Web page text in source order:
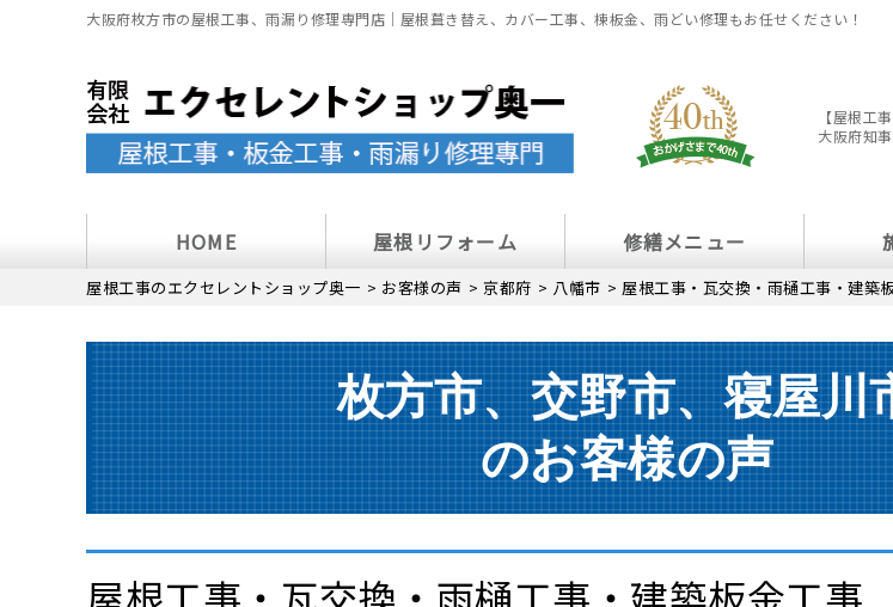
大阪府枚方市の屋根工事、雨漏り修理専門店｜屋根葺き替え、カバー工事、棟板金、雨どい修理もお任せください！
【屋根工
大阪府知
HOME 屋根リフォーム 修繕メニュー
屋根工事のエクセレントショップ奥一 > お客様の声 > 京都府 > 八幡市 > 屋根工事・瓦交換・雨樋工事・建
枚方市、交野市、寝屋川
のお客様の声